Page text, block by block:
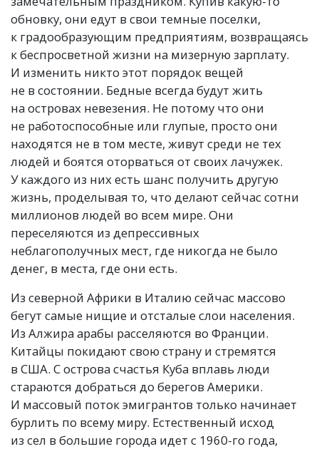
обновку, они едут в свои темные поселки,
к градообразующим предприятиям, возвращаясь
к беспросветной жизни на мизерную зарплату.
И изменить никто этот порядок вещей
не в состоянии. Бедные всегда будут жить
на островах невезения. Не потому что они
не работоспособные или глупые, просто они
находятся не в том месте, живут среди не тех
людей и боятся оторваться от своих лачужек.
У каждого из них есть шанс получить другую
жизнь, проделывая то, что делают сейчас сотни
миллионов людей во всем мире. Они
переселяются из депрессивных
неблагополучных мест, где никогда не было
денег, в места, где они есть.
Из северной Африки в Италию сейчас массово
бегут самые нищие и отсталые слои населения.
Из Алжира арабы расселяются во Франции.
Китайцы покидают свою страну и стремятся
в США. С острова счастья Куба вплавь люди
стараются добраться до берегов Америки.
И массовый поток эмигрантов только начинает
бурлить по всему миру. Естественный исход
из сел в большие города идет с 1960-го года,